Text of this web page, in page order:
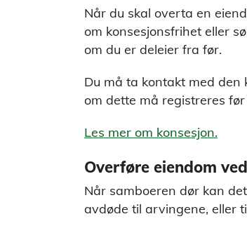
Når du skal overta en
om konsesjonsfrihet eller
om du er deleier fra før.
Du må ta kontakt med den
om dette må registreres
Les mer om konsesjon.
Overføre eiendom
Når samboeren dør kan
avdøde til arvingene, eller